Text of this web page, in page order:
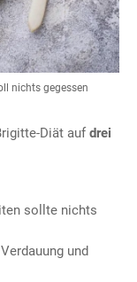
nichts gegessen
Diät auf drei
sollte nichts
und